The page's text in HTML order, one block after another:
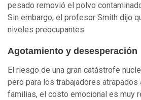
pesado removió el polvo
Sin embargo, el profesor Smith dijo
niveles preocupantes.
Agotamiento y desesperación
El riesgo de una gran catástrofe
pero para los trabajadores atrapados
familias, el costo emocional es muy